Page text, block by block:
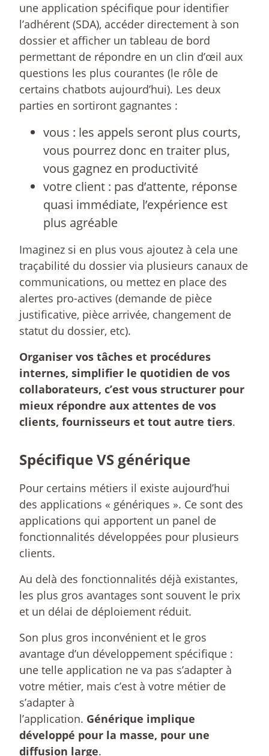
une application spécifique pour identifier
l’adhérent (SDA), accéder directement à son
dossier et afficher un tableau de bord
permettant de répondre en un clin d’œil aux
questions les plus courantes (le rôle de
certains chatbots aujourd’hui). Les deux
parties en sortiront gagnantes :
vous : les appels seront plus courts,
vous pourrez donc en traiter plus,
vous gagnez en productivité
votre client : pas d’attente, réponse
quasi immédiate, l’expérience est
plus agréable
Imaginez si en plus vous ajoutez à cela une
traçabilité du dossier via plusieurs canaux de
communications, ou mettez en place des
alertes pro-actives (demande de pièce
justificative, pièce arrivée, changement de
statut du dossier, etc).
Organiser vos tâches et procédures
internes, simplifier le quotidien de vos
collaborateurs, c’est vous structurer pour
mieux répondre aux attentes de vos
clients, fournisseurs et tout autre tiers.
Spécifique VS générique
Pour certains métiers il existe aujourd’hui
des applications « génériques ». Ce sont des
applications qui apportent un panel de
fonctionnalités développées pour plusieurs
clients.
Au delà des fonctionnalités déjà existantes,
les plus gros avantages sont souvent le prix
et un délai de déploiement réduit.
Son plus gros inconvénient et le gros
avantage d’un développement spécifique :
une telle application ne va pas s’adapter à
votre métier, mais c’est à votre métier de
s’adapter à
l’application. Générique implique
développé pour la masse, pour une
diffusion large.